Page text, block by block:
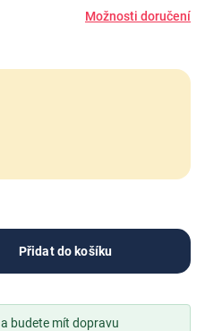
Možnosti doručení
Přidat do košíku
a budete mít dopravu